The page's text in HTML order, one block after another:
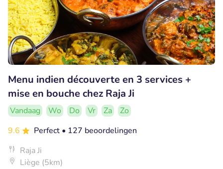
Menu indien découverte en 3 services +
mise en bouche chez Raja Ji
Vandaag Wo Do Vr Za
Zo
9.6
Perfect • 127 beoordelingen
Raja Ji
Liège (5km)